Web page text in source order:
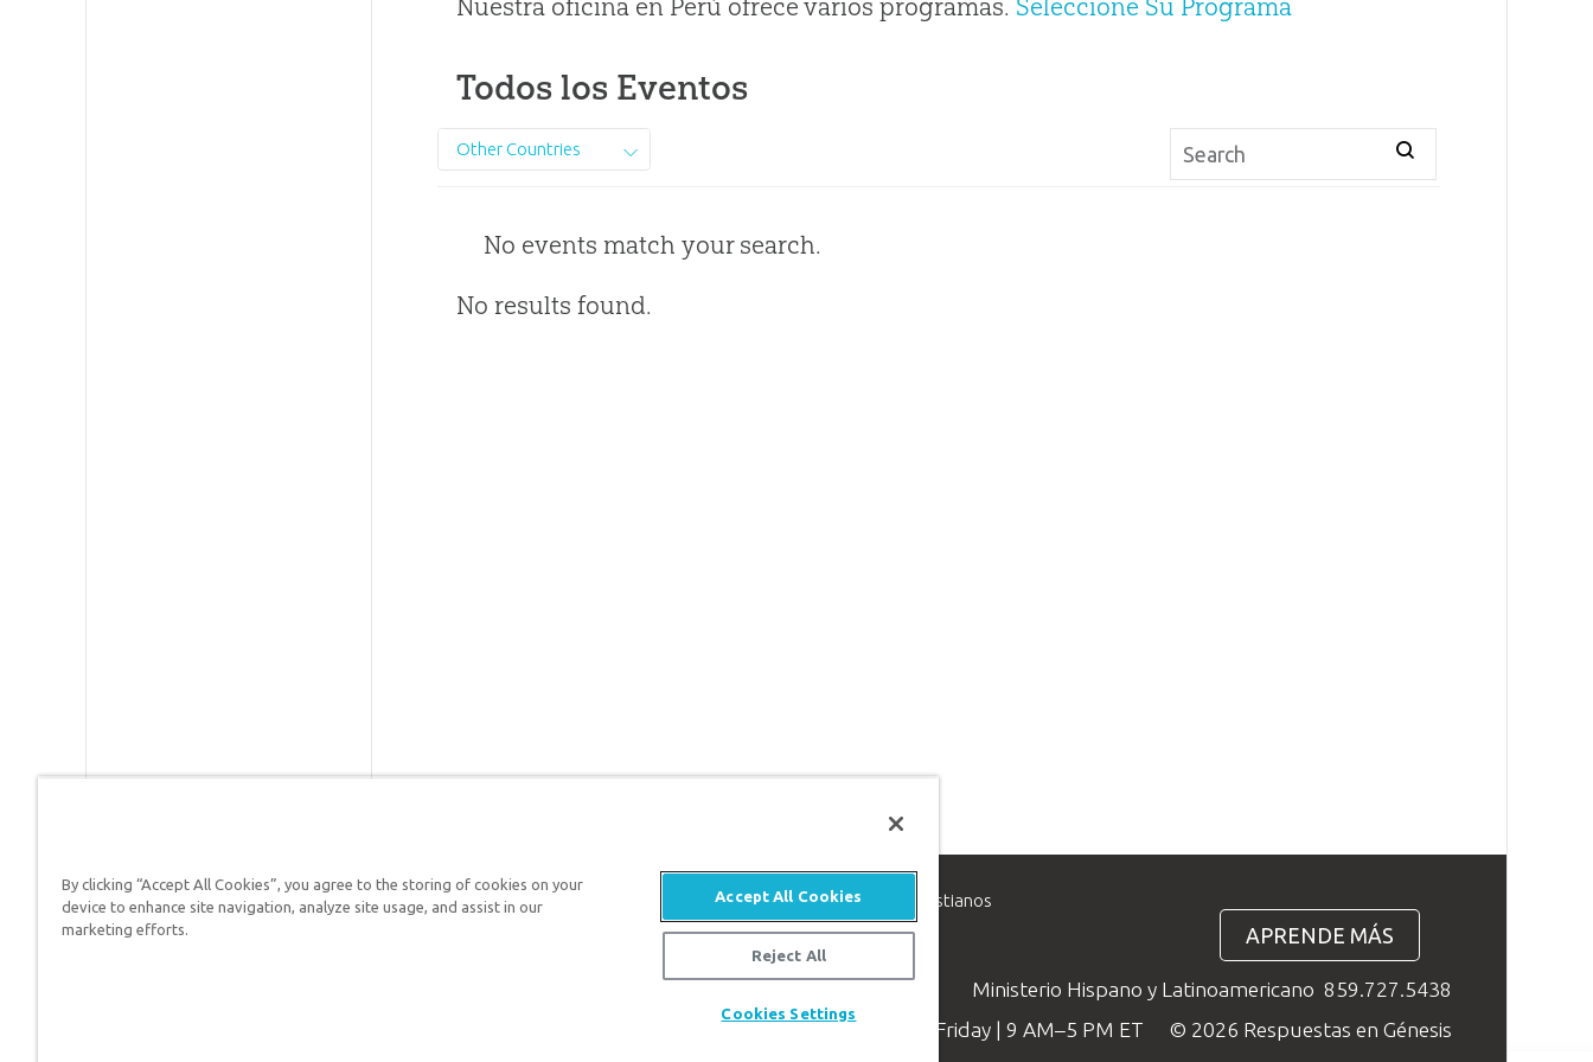
Nuestra oficina en Perú ofrece varios programas. Seleccione Su Programa
Todos los Eventos
Other Countries
No events match your search.
No results found.
Respuestas en Génesis es un ministerio de apologética, dedicado a ayudar a los cristianos
defender su fe y proclamar el evangelio de Jesucristo.
APRENDE MÁS
Ministerio Hispano y Latinoamericano 859.727.5438
Available Monday–Friday | 9 AM–5 PM ET
© 2026 Respuestas en Génesis
By clicking “Accept All Cookies”, you agree to the storing of cookies on your
device to enhance site navigation, analyze site usage, and assist in our
marketing efforts.
Accept All Cookies
Reject All
Cookies Settings